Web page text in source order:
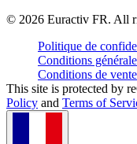
© 2026 Euractiv FR. All
Politique de
Conditions
Conditions de vente
This site is protected by
Policy and Terms of